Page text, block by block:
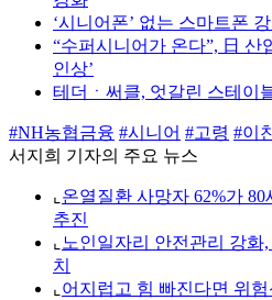
‘시니어폰’ 없는 스마트폰
“수퍼시니어가 온다”, 日 산
인상’
테더ㆍ써클, 엇갈린 스테이
#NH농협금융 #시니어 #고령 #이
서지희 기자의 주요 뉴스
⌞ 온열질환 사망자 62%가
추진
⌞ 노인일자리 안전관리 강화
치
⌞ 어지럽고 힘 빠진다면 위